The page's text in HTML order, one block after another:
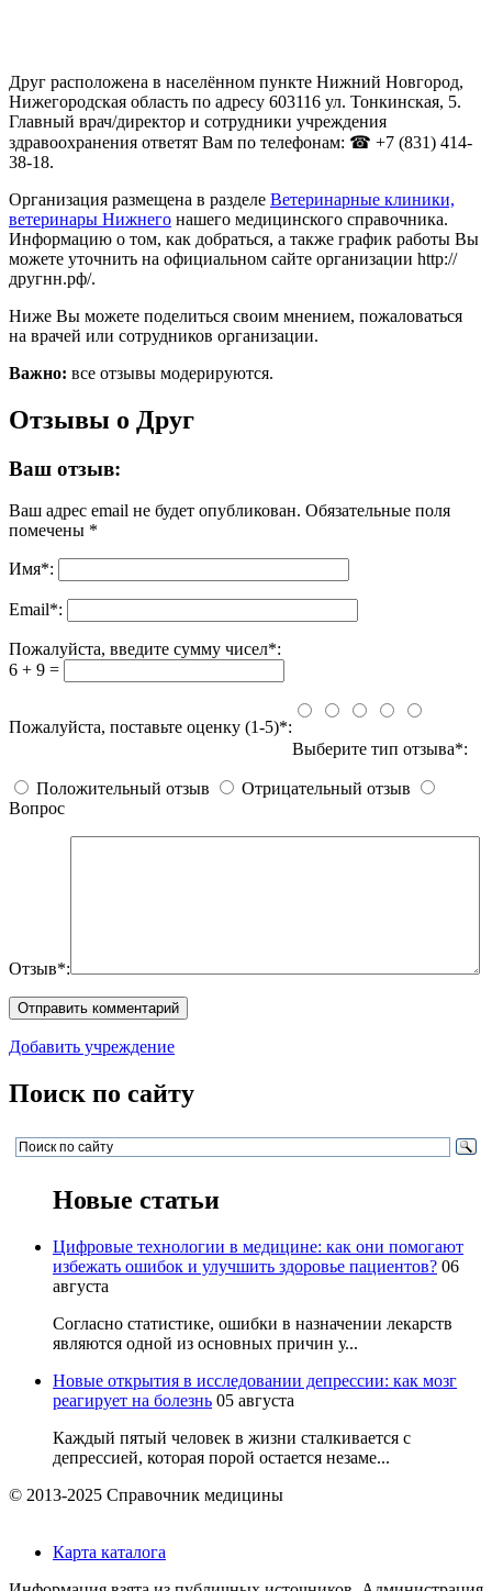
Друг расположена в населённом пункте Нижний Новгород,
Нижегородская область по адресу 603116 ул. Тонкинская, 5.
Главный врач/директор и сотрудники учреждения
здравоохранения ответят Вам по телефонам: ☎ +7 (831) 414-
38-18.
Организация размещена в разделе Ветеринарные клиники,
ветеринары Нижнего нашего медицинского справочника.
Информацию о том, как добраться, а также график работы Вы
можете уточнить на официальном сайте организации http://
другнн.рф/.
Ниже Вы можете поделиться своим мнением, пожаловаться
на врачей или сотрудников организации.
Важно: все отзывы модерируются.
Отзывы о Друг
Ваш отзыв:
Ваш адрес email не будет опубликован. Обязательные поля
помечены *
Имя*:
Email*:
Пожалуйста, введите сумму чисел*:
6 + 9 =
Пожалуйста, поставьте оценку (1-5)*:
Выберите тип отзыва*:
Положительный отзыв
Отрицательный отзыв
Вопрос
Отзыв*:
Добавить учреждение
Поиск по сайту
Новые статьи
Цифровые технологии в медицине: как они помогают
избежать ошибок и улучшить здоровье пациентов? 06
августа
Согласно статистике, ошибки в назначении лекарств
являются одной из основных причин у...
Новые открытия в исследовании депрессии: как мозг
реагирует на болезнь 05 августа
Каждый пятый человек в жизни сталкивается с
депрессией, которая порой остается незаме...
© 2013-2025 Справочник медицины
Карта каталога